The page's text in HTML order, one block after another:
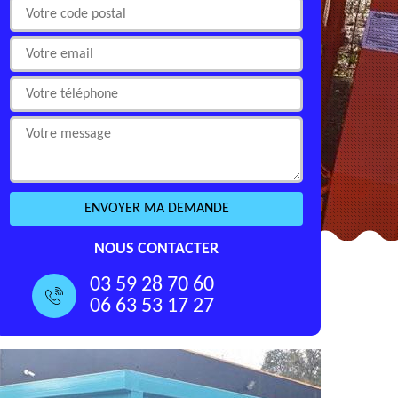
NOUS CONTACTER
03 59 28 70 60
06 63 53 17 27